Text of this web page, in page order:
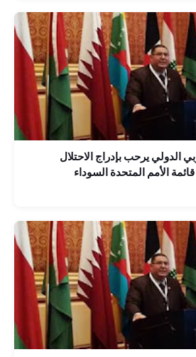
الدولي يرحب بإدراج الاحتلال
الأمم المتحدة السوداء